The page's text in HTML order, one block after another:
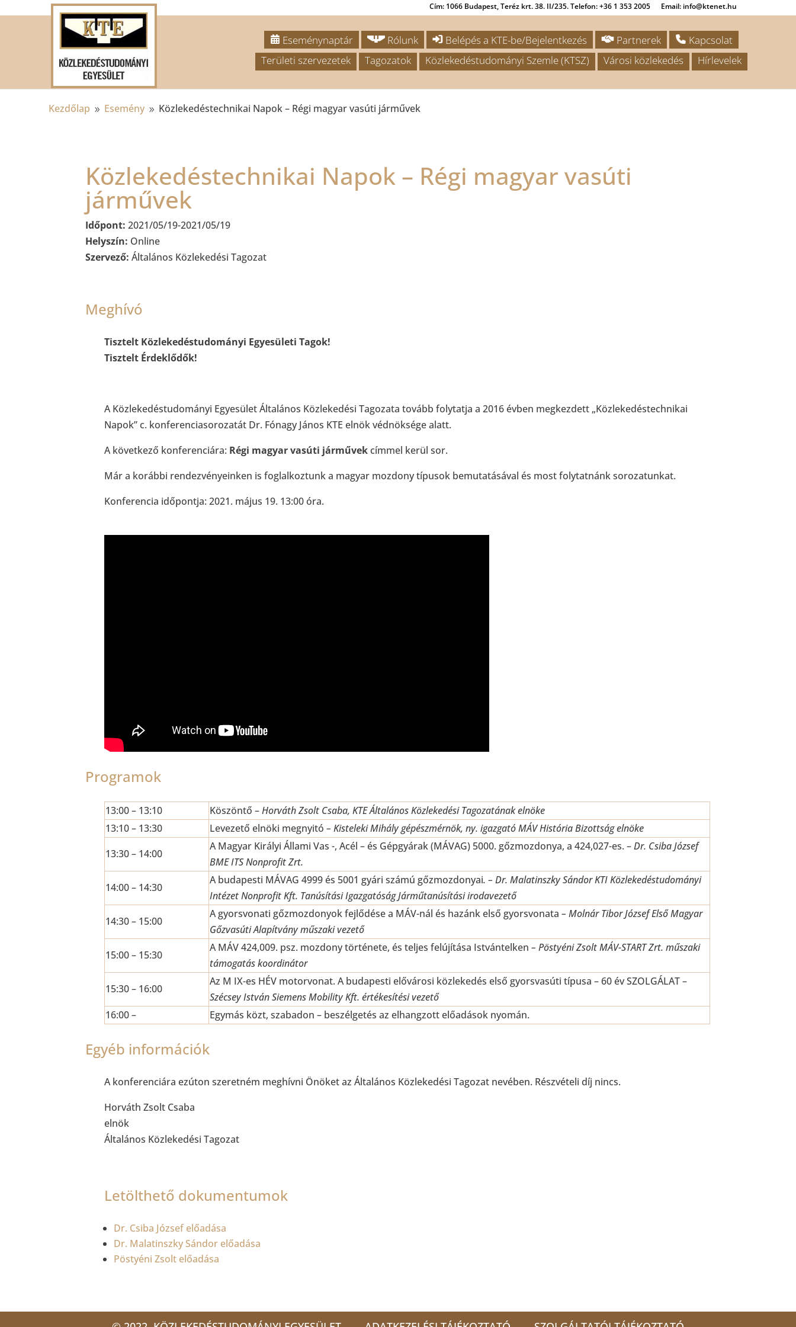
Cím: 1066 Budapest, Teréz krt. 38. II/235. Telefon: +36 1 353 2005 Email: info@ktenet.hu
Eseménynaptár Rólunk Belépés a KTE-be/Bejelentkezés Partnerek
Kapcsolat
.Területi szervezetek Tagozatok Közlekedéstudományi Szemle (KTSZ) Városi közlekedés Hírlevelek
Kezdőlap 9 Esemény 9 Közlekedéstechnikai Napok – Régi magyar vasúti járművek
Közlekedéstechnikai Napok – Régi magyar vasúti
járművek
Időpont: 2021/05/19-2021/05/19
Helyszín: Online
Szervező: Általános Közlekedési Tagozat
Meghívó
Tisztelt Közlekedéstudományi Egyesületi Tagok!
Tisztelt Érdeklődők!
A Közlekedéstudományi Egyesület Általános Közlekedési Tagozata tovább folytatja a 2016 évben megkezdett „Közlekedéstechnikai
Napok” c. konferenciasorozatát Dr. Fónagy János KTE elnök védnöksége alatt.
A következő konferenciára: Régi magyar vasúti járművek címmel kerül sor.
Már a korábbi rendezvényeinken is foglalkoztunk a magyar mozdony típusok bemutatásával és most folytatnánk sorozatunkat.
Konferencia időpontja: 2021. május 19. 13:00 óra.
Programok
13:00 – 13:10 Köszöntő –Horváth Zsolt Csaba, KTE Általános Közlekedési Tagozatának elnöke
13:10 – 13:30
Levezető elnöki megnyitó – Kisteleki Mihály gépészmérnök, ny. igazgató MÁV História Bizottság elnöke
13:30 – 14:00
A Magyar Királyi Állami Vas -, Acél – és Gépgyárak (MÁVAG) 5000. gőzmozdonya, a 424,027-es. –Dr. Csiba József
BME ITS Nonprofit Zrt.
14:00 – 14:30
A budapesti MÁVAG 4999 és 5001 gyári számú gőzmozdonyai. – Dr. Malatinszky Sándor KTI Közlekedéstudományi
Intézet Nonprofit Kft. Tanúsítási Igazgatóság Járműtanúsítási irodavezető
14:30 – 15:00
A gyorsvonati gőzmozdonyok fejlődése a MÁV-nál és hazánk első gyorsvonata – Molnár Tibor József Első Magyar
Gőzvasúti Alapítvány műszaki vezető
15:00 – 15:30
A MÁV 424,009. psz. mozdony története, és teljes felújítása Istvántelken – Pöstyéni Zsolt MÁV-START Zrt. műszaki
támogatás koordinátor
15:30 – 16:00
Az M IX-es HÉV motorvonat. A budapesti elővárosi közlekedés első gyorsvasúti típusa – 60 év SZOLGÁLAT –
Szécsey István Siemens Mobility Kft. értékesítési vezető
16:00 –
Egymás közt, szabadon – beszélgetés az elhangzott előadások nyomán.
Egyéb információk
A konferenciára ezúton szeretném meghívni Önöket az Általános Közlekedési Tagozat nevében. Részvételi díj nincs.
Horváth Zsolt Csaba
elnök
Általános Közlekedési Tagozat
Letölthető dokumentumok
Dr. Csiba József előadása
Dr. Malatinszky Sándor előadása
Pöstyéni Zsolt előadása